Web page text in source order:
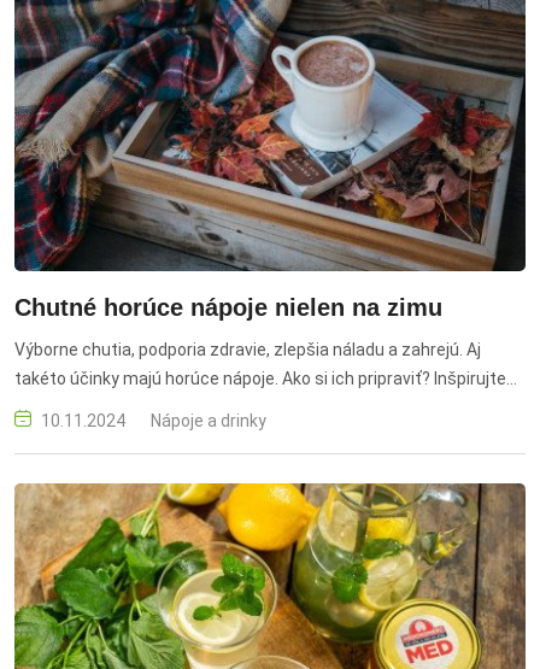
Chutné horúce nápoje nielen na zimu
Výborne chutia, podporia zdravie, zlepšia náladu a zahrejú. Aj
takéto účinky majú horúce nápoje. Ako si ich pripraviť? Inšpirujte
sa!
10.11.2024 Nápoje a drinky